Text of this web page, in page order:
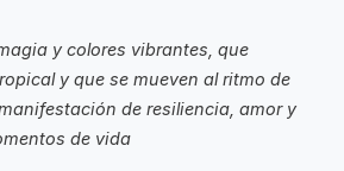
y colores vibrantes, que
y que se mueven al ritmo de
de resiliencia, amor y
de vida